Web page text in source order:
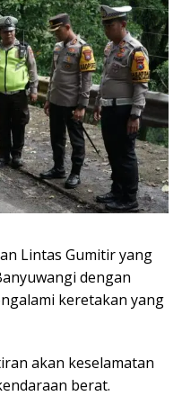
Lintas Gumitir yang
dengan
keretakan yang
akan keselamatan
berat.